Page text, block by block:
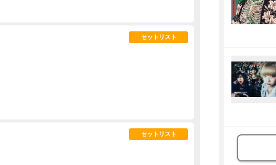
セットリスト
セットリスト